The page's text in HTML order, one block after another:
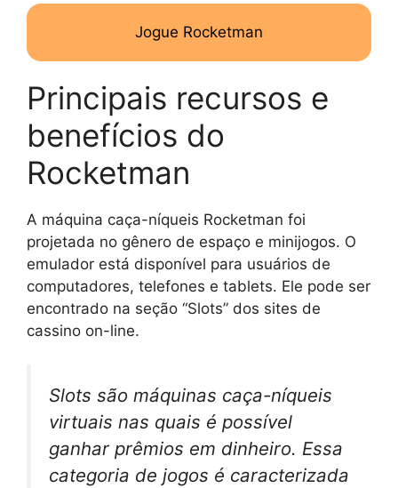
Jogue Rocketman
Principais recursos e
benefícios do
Rocketman
A máquina caça-níqueis Rocketman foi
projetada no gênero de espaço e minijogos. O
emulador está disponível para usuários de
computadores, telefones e tablets. Ele pode ser
encontrado na seção “Slots” dos sites de
cassino on-line.
Slots são máquinas caça-níqueis
virtuais nas quais é possível
ganhar prêmios em dinheiro. Essa
categoria de jogos é caracterizada